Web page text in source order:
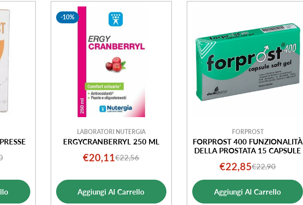
-10%
LABORATORI NUTERGIA
ERGYCRANBERRYL 250 ML
Prezzo
vendita
€20,11Prezzo
€22,56
Aggiungi Al Carrello
FORPROST
FORPROST 400 FUNZIONALITÀ
DELLA PROSTATA 15 CAPSULE
Prezzo
di
vendita
€22,85Prezzo
normale
€22,90
Aggiungi Al Carrello